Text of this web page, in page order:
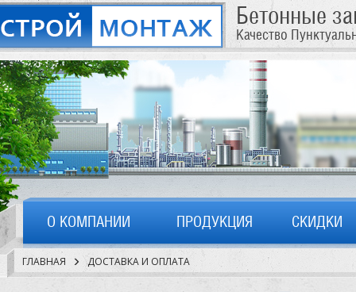
Бетонные
Качество
О КОМПАНИИ ПРОДУКЦИЯ СКИДКИ
ГЛАВНАЯ ДОСТАВКА И ОПЛАТА